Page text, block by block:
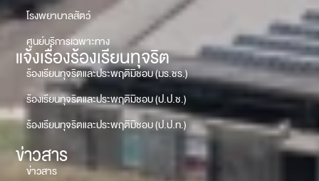
โรงพยาบาลสัตว์
ศูนย์บริการเฉพาะทาง
แจ้งเรื่องร้องเรียนทุจริต
ร้องเรียนทุจริตและประพฤติมิชอบ (มร.ชร.)
ร้องเรียนทุจริตและประพฤติมิชอบ (ป.ป.ช.)
ร้องเรียนทุจริตและประพฤติมิชอบ (ป.ป.ท.)
ข่าวสาร
ข่าวสาร